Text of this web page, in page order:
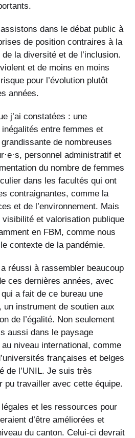
dans le débat public à
de position contraires à la
de la diversité et de l’inclusion.
et de moins en moins
pour l’évolution plutôt
années.
j’ai constatées : une
entre femmes et
de nombreuses
personnel administratif et
du nombre de femmes
dans les facultés qui ont
contraignantes, comme la
et de l’environnement. Mais
et valorisation publique
en FBM, comme nous
contexte de la pandémie.
réussi à rassembler beaucoup
ces dernières années, avec
a fait de ce bureau une
un instrument de soutien aux
de l’égalité. Non seulement
aussi dans le paysage
niveau international, comme
françaises et belges
de l’UNIL. Je suis très
pu travailler avec cette équipe.
et les ressources pour
d’être améliorées et
du canton. Celui-ci devrait